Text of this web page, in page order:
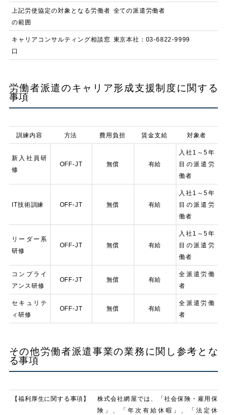
上記労使協定の対象となる労働者
の範囲
全ての派遣労働者
キャリアコンサルティング相談窓
口
東京本社：03-6822-9999
労働者派遣のキャリア形成支援制度に関する
事項
訓練内容 方法 費用負担 賃金支給 対象者
新入社員研
修
OFF-JT 無償 有給
入社1～5年
目の派遣労
働者
IT技術訓練 OFF-JT 無償 有給
入社1～5年
目の派遣労
働者
リーダー系
研修
OFF-JT 無償 有給
入社1～5年
目の派遣労
働者
コンプライ
アンス研修
OFF-JT 無償 有給
全派遣労働
者
セキュリテ
ィ研修
OFF-JT 無償 有給
全派遣労働
者
その他労働者派遣事業の業務に関し参考とな
る事項
【福利厚生に関する事項】
株式会社網屋では、「社会保険・雇用保
険」、「年次有給休暇」、「法定休